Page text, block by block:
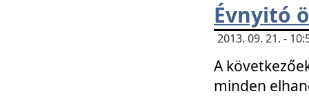
Évnyitó
2013. 09. 21. -
A
minden